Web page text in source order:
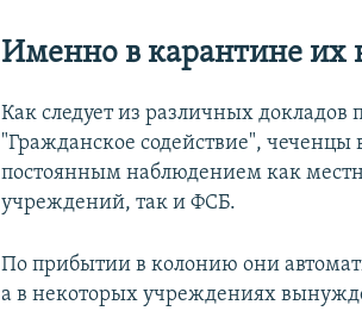
Именно в карантине их
Как следует из различных
"Гражданское содействие",
постоянным наблюдением как
учреждений, так и ФСБ.
По прибытии в колонию они
а в некоторых учреждениях